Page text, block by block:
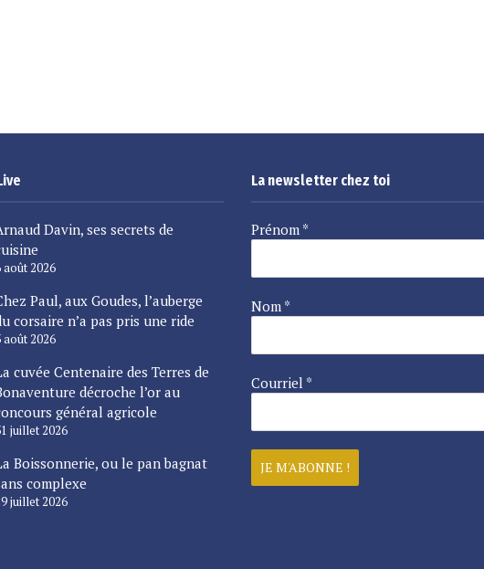
Davin, ses secrets de
août 2026
Paul, aux Goudes, l’auberge
corsaire n’a pas pris une ride
août 2026
cuvée Centenaire des Terres de
décroche l’or au
général agricole
juillet 2026
Boissonnerie, ou le pan bagnat
complexe
juillet 2026
La newsletter chez toi
Prénom *
Nom *
Courriel *